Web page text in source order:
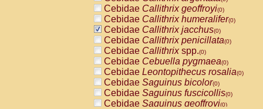
Cebidae Callithrix geoffroyi(0)
Cebidae Callithrix humeralifer(0)
Cebidae Callithrix jacchus(0)
Cebidae Callithrix penicillata(0)
Cebidae Callithrixspp.(0)
Cebidae Cebuella pygmaea(0)
Cebidae Leontopithecus rosalia(0)
Cebidae Saguinus bicolor(0)
Cebidae Saguinus fuscicollis(0)
Cebidae Saguinus geoffroyi(0)